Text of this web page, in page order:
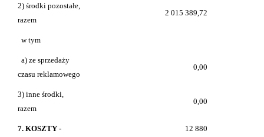
2) środki pozostałe,
razem
2 015 389,72
w tym
a) ze sprzedaży
czasu reklamowego
0,00
3) inne środki,
razem
0,00
7. KOSZTY -
12 880